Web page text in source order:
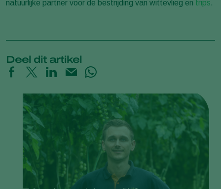
natuurlijke partner voor de bestrijding van wittevlieg en trips.
Deel dit artikel